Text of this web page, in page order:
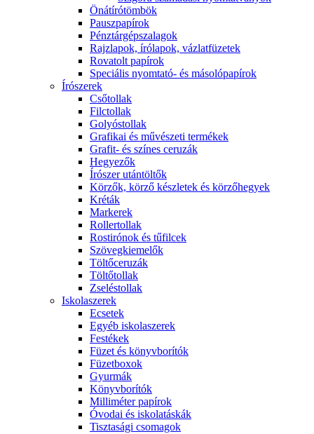
Önátírótömbök
Pauszpapírok
Pénztárgépszalagok
Rajzlapok, írólapok, vázlatfüzetek
Rovatolt papírok
Speciális nyomtató- és másolópapírok
Írószerek
Csőtollak
Filctollak
Golyóstollak
Grafikai és művészeti termékek
Grafit- és színes ceruzák
Hegyezők
Írószer utántöltők
Körzők, körző készletek és körzőhegyek
Kréták
Markerek
Rollertollak
Rostirónok és tűfilcek
Szövegkiemelők
Töltőceruzák
Töltőtollak
Zseléstollak
Iskolaszerek
Ecsetek
Egyéb iskolaszerek
Festékek
Füzet és könyvborítók
Füzetboxok
Gyurmák
Könyvborítók
Milliméter papírok
Óvodai és iskolatáskák
Tisztasági csomagok